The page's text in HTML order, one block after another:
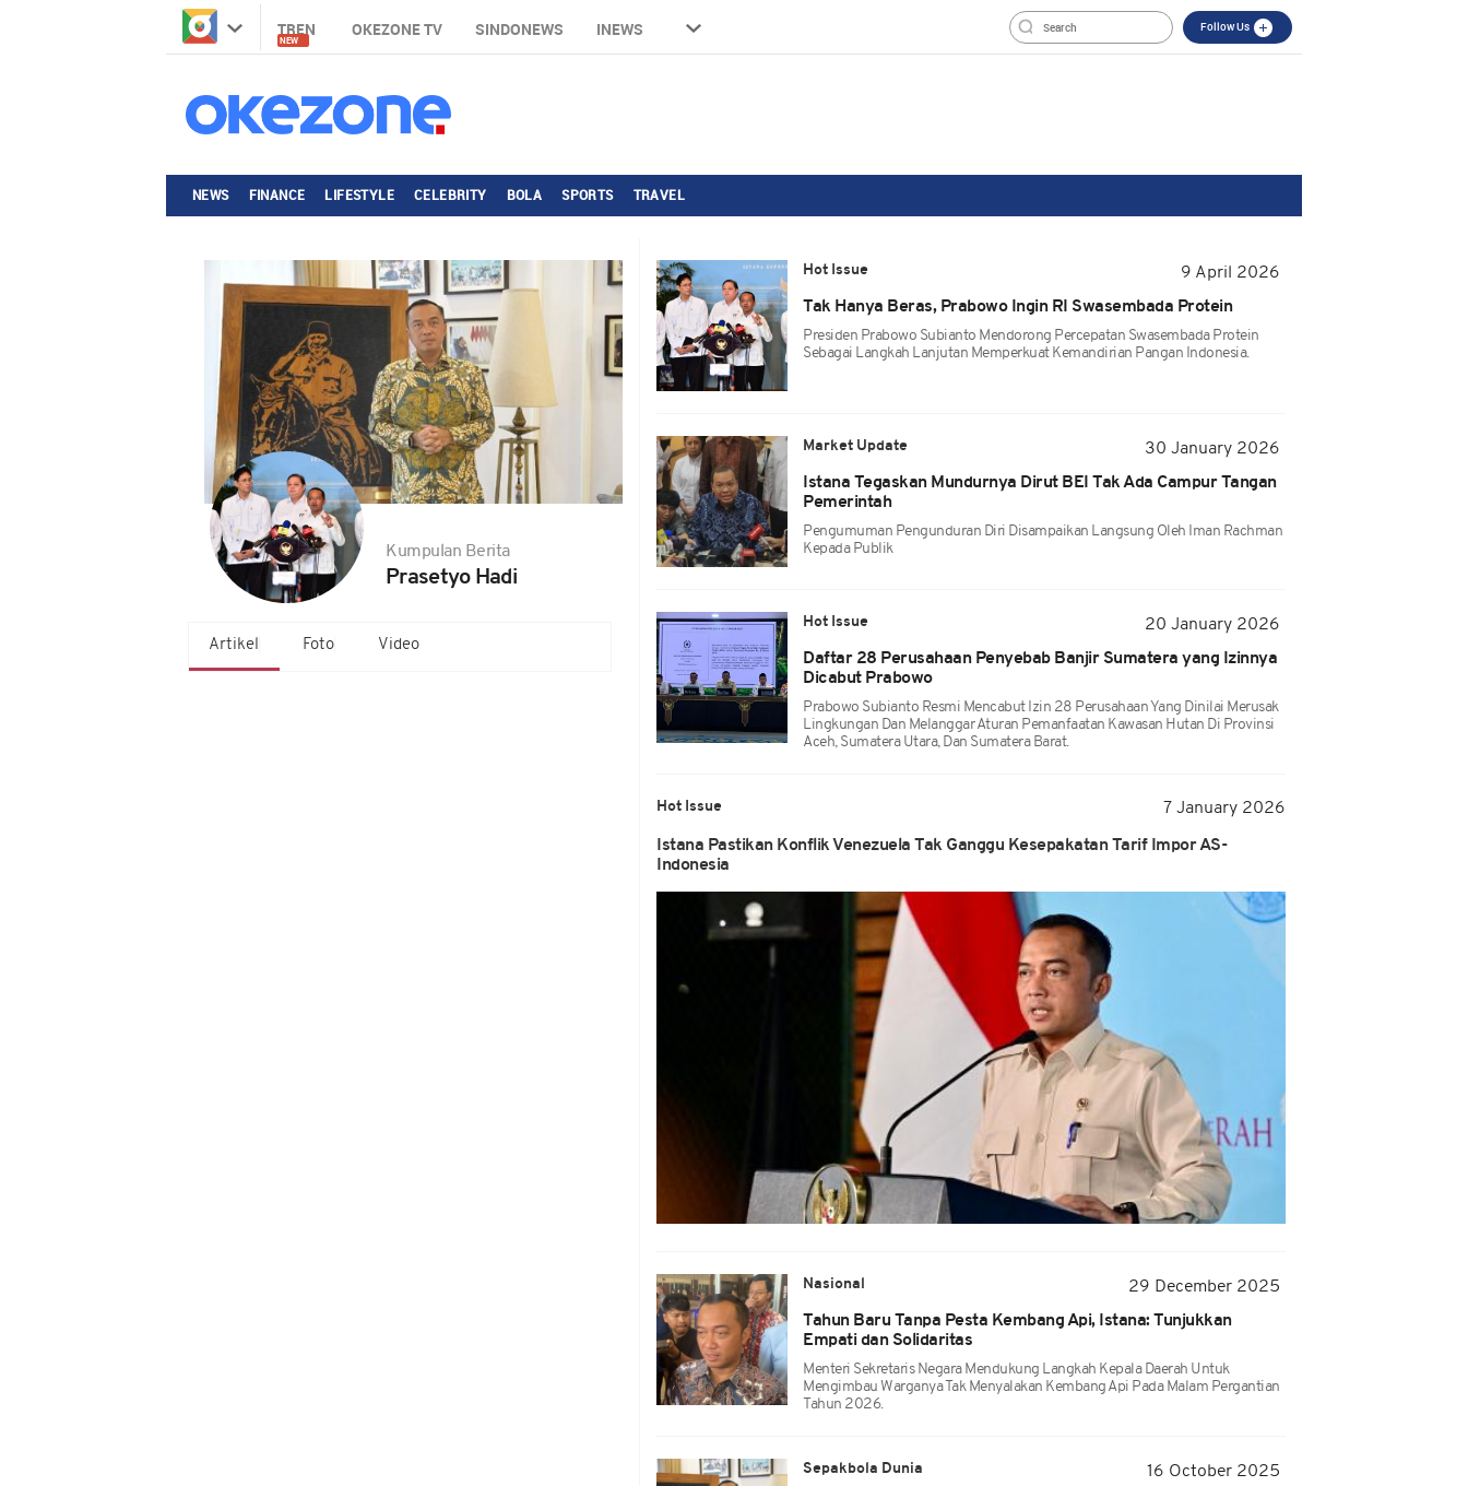
TREN
NEW
OKEZONE TV SINDONEWS INEWS Follow Us
NEWS FINANCE LIFESTYLE CELEBRITY BOLA SPORTS TRAVEL
Kumpulan Berita
Prasetyo Hadi
Artikel Foto Video
Hot Issue
9 April 2026
Tak Hanya Beras, Prabowo Ingin RI Swasembada Protein
Presiden Prabowo Subianto Mendorong Percepatan Swasembada Protein
Sebagai Langkah Lanjutan Memperkuat Kemandirian Pangan Indonesia.
Market Update
30 January 2026
Istana Tegaskan Mundurnya Dirut BEI Tak Ada Campur Tangan
Pemerintah
Pengumuman Pengunduran Diri Disampaikan Langsung Oleh Iman Rachman
Kepada Publik
Hot Issue
20 January 2026
Daftar 28 Perusahaan Penyebab Banjir Sumatera yang Izinnya
Dicabut Prabowo
Prabowo Subianto Resmi Mencabut Izin 28 Perusahaan Yang Dinilai Merusak
Lingkungan Dan Melanggar Aturan Pemanfaatan Kawasan Hutan Di Provinsi
Aceh, Sumatera Utara, Dan Sumatera Barat.
Hot Issue 7 January 2026
Istana Pastikan Konflik Venezuela Tak Ganggu Kesepakatan Tarif Impor AS-
Indonesia
Nasional
29 December 2025
Tahun Baru Tanpa Pesta Kembang Api, Istana: Tunjukkan
Empati dan Solidaritas
Menteri Sekretaris Negara Mendukung Langkah Kepala Daerah Untuk
Mengimbau Warganya Tak Menyalakan Kembang Api Pada Malam Pergantian
Tahun 2026.
Sepakbola Dunia
16 October 2025